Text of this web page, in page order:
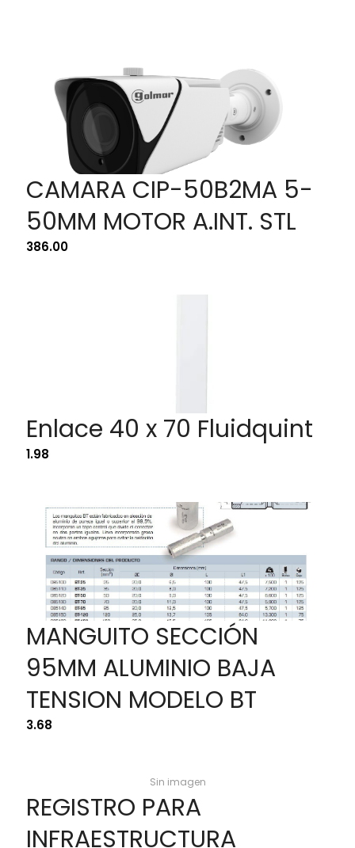
CAMARA CIP-50B2MA 5-
50MM MOTOR A.INT. STL
386.00
Enlace 40 x 70 Fluidquint
1.98
MANGUITO SECCIÓN
95MM ALUMINIO BAJA
TENSION MODELO BT
3.68
Sin imagen
REGISTRO PARA
INFRAESTRUCTURA